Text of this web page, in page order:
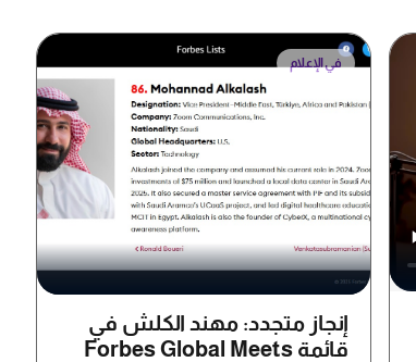
في الإعلام
إنجاز متجدد: مهند الكلش في
قائمة Forbes Global Meets